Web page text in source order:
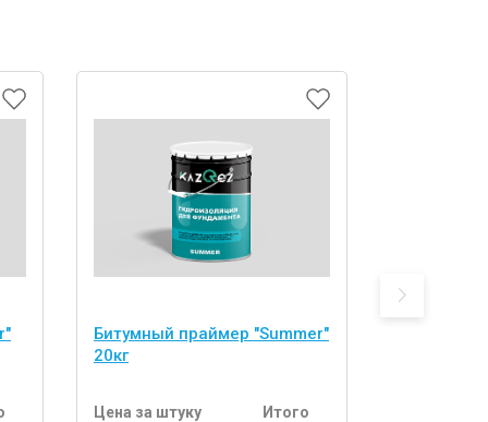
Битумный праймер "Summer"
20кг
Цена за штуку Итого